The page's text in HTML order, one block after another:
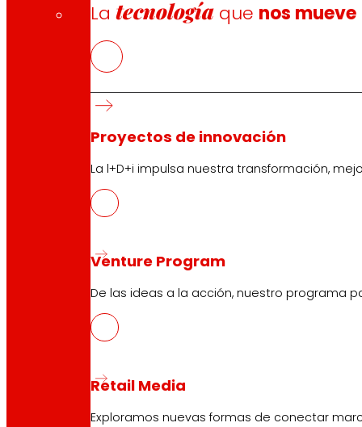
Latecnología que nos mueve
Proyectos de innovación
La l+D+i impulsa nuestra transformación,
Venture Program
De las ideas a la acción, nuestro programa
Retail Media
Exploramos nuevas formas de conectar